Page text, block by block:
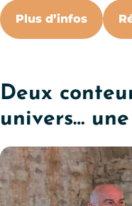
Plus d’infos
Deux
univers…